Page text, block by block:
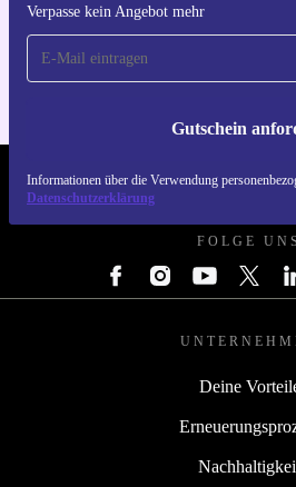
Verpasse kein Angebot mehr
Gutschein
Informationen über die Verwendung
Datenschutzerklärung
Hol dir die
Für iOS und
REFURBED ÖSTERREICH
FOLGE UNS
Deine